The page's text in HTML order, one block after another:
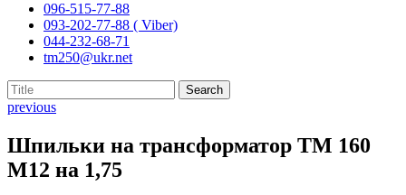
096-515-77-88
093-202-77-88 ( Viber)
044-232-68-71
tm250@ukr.net
previous
Шпильки на трансформатор ТМ 160
М12 на 1,75